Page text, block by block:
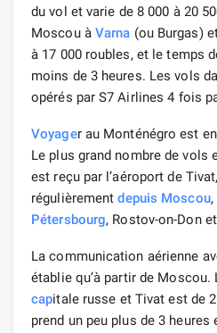
du vol et varie de 8 000 à 20
Moscou à Varna (ou Burgas)
à 17 000 roubles, et le temps
moins de 3 heures. Les vols
opérés par S7 Airlines 4 fois
Voyager au Monténégro est
Le plus grand nombre de vols
est reçu par l’aéroport de
régulièrementdepuis Moscou,
Pétersbourg, Rostov-on-Don
La communication aérienne
établie qu’à partir de
capitale russe et Tivat est de
prend un peu plus de 3 heures